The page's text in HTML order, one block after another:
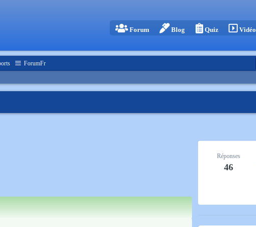
Forum Blog Quiz Vidéo
ForumFr
Réponses
46